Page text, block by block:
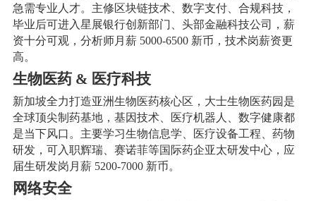
急需专业人才。主修区块链技术、数字支付、合规科技，
毕业后可进入星展银行创新部门、头部金融科技公司，薪
资十分可观，分析师月薪 5000-6500 新币，技术岗薪资更
高。
生物医药 & 医疗科技
新加坡全力打造亚洲生物医药核心区，大士生物医药园是
全球顶尖制药基地，基因技术、医疗机器人、数字健康都
是当下风口。主要学习生物信息学、医疗设备工程、药物
研发，可入职辉瑞、赛诺菲等国际药企亚太研发中心，应
届生研发岗月薪 5200-7000 新币。
网络安全